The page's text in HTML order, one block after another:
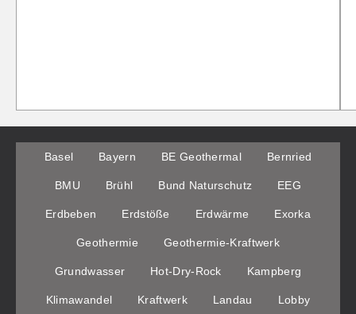
Basel Bayern BE Geothermal Bernried
BMU Brühl Bund Naturschutz EEG
Erdbeben Erdstöße Erdwärme Exorka
Geothermie Geothermie-Kraftwerk
Grundwasser Hot-Dry-Rock Kampberg
Klimawandel Kraftwerk Landau Lobby